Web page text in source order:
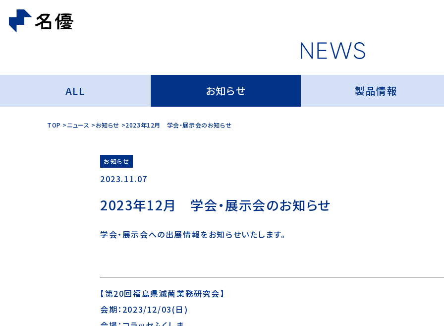
ALL お知らせ 製品情報
TOP ニュース お知らせ 2023年12月 学会・展示会のお知らせ
お知らせ
2023.11.07
2023年12月 学会・展示会のお知らせ
学会・展示会への出展情報をお知らせいたします。
【第20回福島県滅菌業務研究会】
会期：2023/12/03(日)